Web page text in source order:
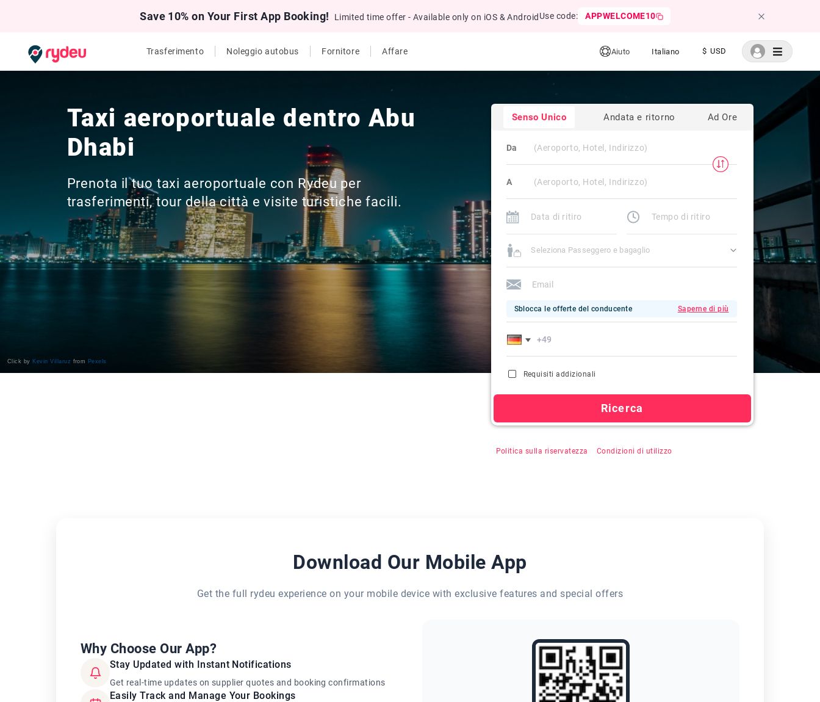
Save 10% on Your First App Booking! Limited time offer - Available only on iOS & Android Use code: APPWELCOME10
Trasferimento Noleggio autobus Fornitore Affare Aiuto Italiano $ USD
Taxi aeroportuale dentro Abu
Dhabi
Prenota il tuo taxi aeroportuale con Rydeu per
trasferimenti, tour della città e visite turistiche facili.
Senso Unico Andata e ritorno Ad Ore
Da
A
Seleziona Passeggero e bagaglio
Sblocca le offerte del conducente Saperne di più
Requisiti addizionali
Ricerca
Politica sulla riservatezza
Condizioni di utilizzo
Click by Kevin Villaruz from Pexels
Download Our Mobile App
Get the full rydeu experience on your mobile device with exclusive features and special offers
Why Choose Our App?
Stay Updated with Instant Notifications
Get real-time updates on supplier quotes and booking confirmations
Easily Track and Manage Your Bookings